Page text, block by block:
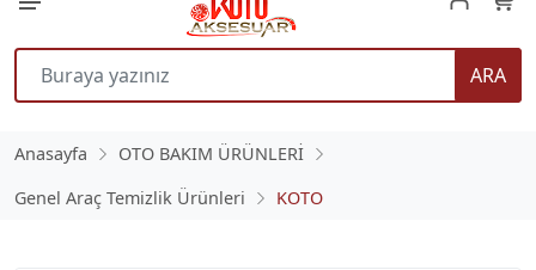
ARA
Anasayfa
OTO BAKIM ÜRÜNLERİ
Genel Araç Temizlik Ürünleri
KOTO